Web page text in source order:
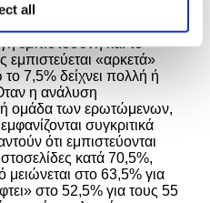
allδηλώνει ότι δεν
για την ενημέρωσή του,
εμπιστοσύνη και το
εμπιστεύεται «αρκετά»
7,5% δείχνει πολλή ή
η ανάλυση
ομάδα των ερωτώμενων,
συγκριτικά
ότι εμπιστεύονται
κατά 70,5%,
στο 63,5% για
στο 52,5% για τους 55